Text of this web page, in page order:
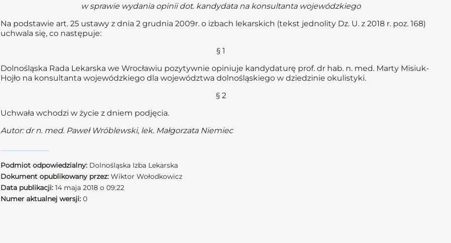
w sprawie wydania opinii dot. kandydata na konsultanta wojewódzkiego
Na podstawie art. 25 ustawy z dnia 2 grudnia 2009r. o izbach lekarskich (tekst jednolity Dz. U. z 2018 r. poz. 168)
uchwala się, co następuje:
§ 1
Dolnośląska Rada Lekarska we Wrocławiu pozytywnie opiniuje kandydaturę prof. dr hab. n. med. Marty Misiuk-
Hojło na konsultanta wojewódzkiego dla województwa dolnośląskiego w dziedzinie okulistyki.
§ 2
Uchwała wchodzi w życie z dniem podjęcia.
Autor: dr n. med. Paweł Wróblewski, lek. Małgorzata Niemiec
Podmiot odpowiedzialny: Dolnośląska Izba Lekarska
Dokument opublikowany przez: Wiktor Wołodkowicz
Data publikacji: 14 maja 2018 o 09:22
Numer aktualnej wersji: 0